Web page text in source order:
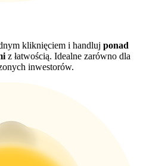
Finale
kliknięciem i handluj ponad
z łatwością. Idealne zarówno dla
inwestorów.